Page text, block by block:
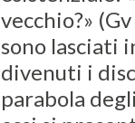
vecchio?»
sono lasciati
divenuti i
parabola